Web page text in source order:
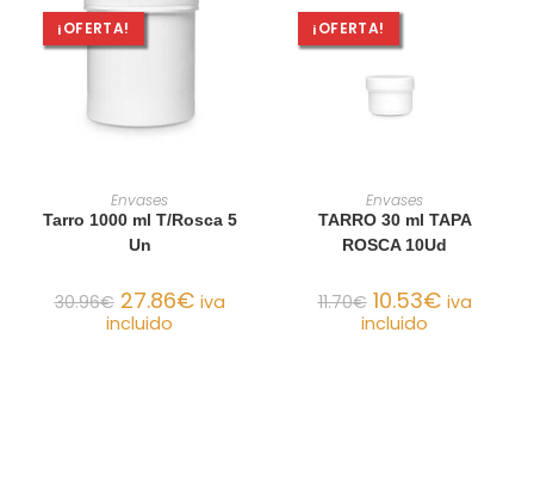
¡OFERTA!
AÑADIR AL CARRITO
Envases
Tarro 1000 ml T/Rosca 5
Un
30.96€ 27.86€ iva
incluido
¡OFERTA!
AÑADIR AL CARRITO
Envases
TARRO 30 ml TAPA
ROSCA 10Ud
11.70€ 10.53€ iva
incluido